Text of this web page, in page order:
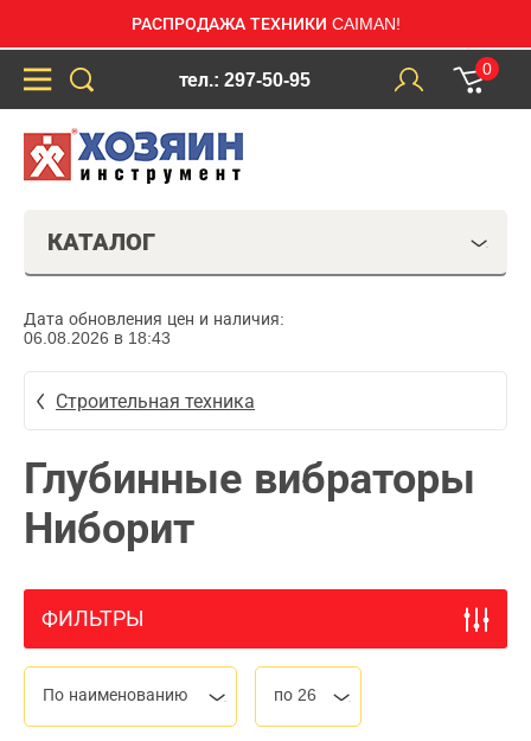
РАСПРОДАЖА ТЕХНИКИ CAIMAN!
тел.: 297-50-95
0
КАТАЛОГ
Дата обновления цен и наличия:
06.08.2026 в 18:43
Строительная техника
Глубинные вибраторы
Ниборит
ФИЛЬТРЫ
По наименованию по 26